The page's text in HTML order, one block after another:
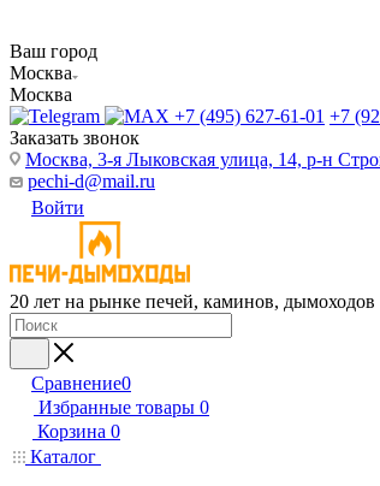
Ваш город
Москва
Москва
+7 (495) 627-61-01 +7
Заказать звонок
Москва, 3-я Лыковская улица, 14, р-н
pechi-d@mail.ru
Войти
20 лет на рынке печей, каминов, дымоходов
Сравнение0
Избранные товары 0
Корзина 0
Каталог